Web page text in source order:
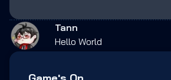
Tann
Hello World